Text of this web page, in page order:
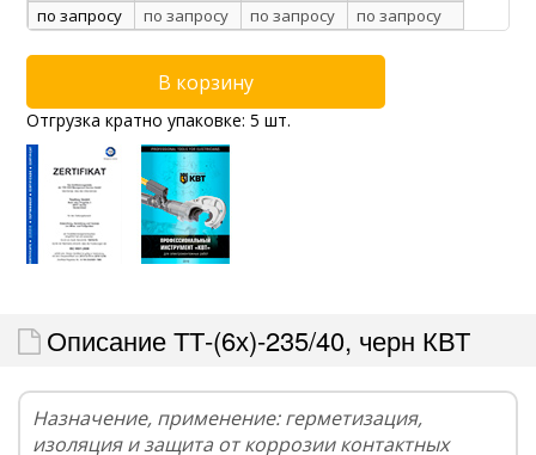
по запросу
по запросу по запросу по запросу
Отгрузка кратно упаковке: 5 шт.
Описание ТТ-(6х)-235/40, черн КВТ
Назначение, применение: герметизация,
изоляция и защита от коррозии контактных